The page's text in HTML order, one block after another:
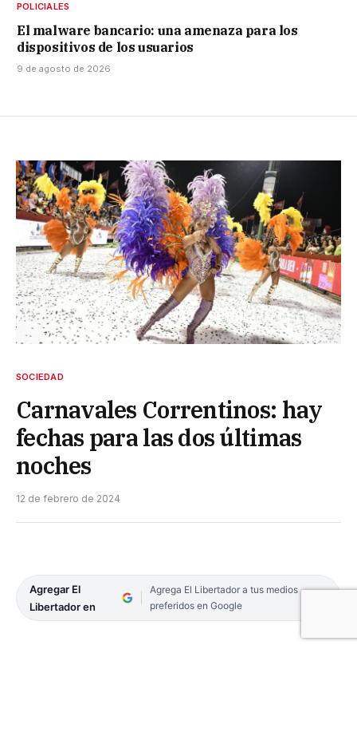
POLICIALES
El malware bancario: una amenaza para los
dispositivos de los usuarios
9 de agosto de 2026
SOCIEDAD
Carnavales Correntinos: hay
fechas para las dos últimas
noches
12 de febrero de 2024
Agregar El
Libertador en
Agrega El Libertador a tus medios
preferidos en Google